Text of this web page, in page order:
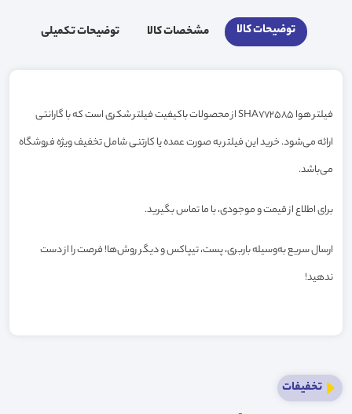
توضیحات کالا مشخصات کالا توضیحات تکمیلی
فیلتر هوا SHA772585 از محصولات باکیفیت فیلتر شکری است که با گارانتی
ارائه می‌شود. خرید این فیلتر به صورت عمده یا کارتنی شامل تخفیف ویژه فروشگاه
می‌باشد.
برای اطلاع از قیمت و موجودی، با ما تماس بگیرید.
ارسال سریع به‌وسیله باربری، پست، تیپاکس و دیگر روش‌ها! فرصت را از دست
ندهید!
تخفیفات